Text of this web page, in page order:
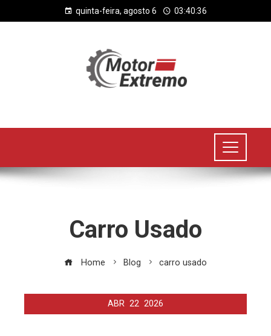
quinta-feira, agosto 6 03:40:37
Carro Usado
Home Blog carro usado
ABR 22 2026